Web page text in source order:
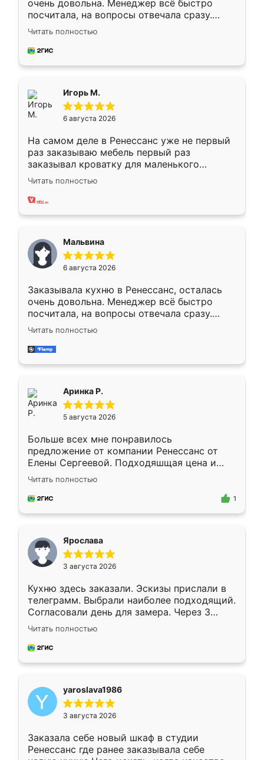
очень довольна. Менеджер всё быстро
посчитала, на вопросы отвечала сразу.
Замерщик приехал в субботу, подошёл к
делу со всей ответственностью. Собрали
за день, ребята работали аккуратно, даже
Читать полностью
Игорь М.
6 августа 2026
На самом деле в Ренессанс уже не первый
раз заказываю мебель первый раз
заказывал кроватку для маленького
ребёнка при его рождении ,во второй раз
заказал шкаф-купе. По качеству очень
хорошее сборка достаточно быстрая,
меньше, здесь же он более разнообразный.
Мне нравится ,если что-то потребуется из
мебели буду заказывать только здесь.
Читать полностью
Мальвина
6 августа 2026
Заказывала кухню в Ренессанс, осталась
очень довольна. Менеджер всё быстро
посчитала, на вопросы отвечала сразу.
Замерщик приехал в субботу, подошёл к
делу со всей ответственностью. Собрали
за день, ребята работали аккуратно, даже
Читать полностью
Аринка Р.
5 августа 2026
Больше всех мне понравилось
предложение от компании Ренессанс от
Елены Сергеевой. Подходяшщая цена и
короткие сроки изготовления. Приехавший
для замера сотрудник Владислав
предложил по моему эскизу самый
Читать полностью
1
Ярослава
3 августа 2026
Кухню здесь заказали. Эскизы прислали в
телеграмм. Выбрали наиболее подходящий.
Согласовали день для замера. Через 3
недели кухня была уже готова. Остались
довольны работой. Спасибо Ренессанс
мебель за качественную работу!
Читать полностью
yaroslava1986
3 августа 2026
Заказала себе новый шкаф в студии
Ренессанс где ранее заказывала себе